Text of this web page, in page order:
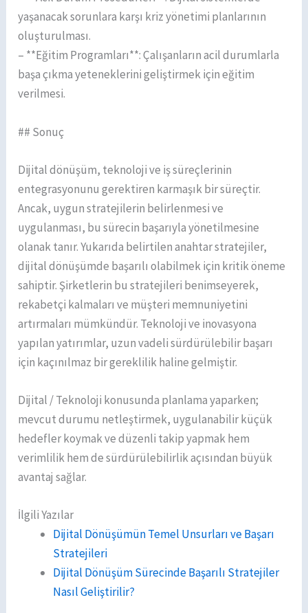
yaşanacak sorunlara karşı kriz yönetimi planlarının
oluşturulması.
– **Eğitim Programları**: Çalışanların acil durumlarla
başa çıkma yeteneklerini geliştirmek için eğitim
verilmesi.
## Sonuç
Dijital dönüşüm, teknoloji ve iş süreçlerinin
entegrasyonunu gerektiren karmaşık bir süreçtir.
Ancak, uygun stratejilerin belirlenmesi ve
uygulanması, bu sürecin başarıyla yönetilmesine
olanak tanır. Yukarıda belirtilen anahtar stratejiler,
dijital dönüşümde başarılı olabilmek için kritik öneme
sahiptir. Şirketlerin bu stratejileri benimseyerek,
rekabetçi kalmaları ve müşteri memnuniyetini
artırmaları mümkündür. Teknoloji ve inovasyona
yapılan yatırımlar, uzun vadeli sürdürülebilir başarı
için kaçınılmaz bir gereklilik haline gelmiştir.
Dijital / Teknoloji konusunda planlama yaparken;
mevcut durumu netleştirmek, uygulanabilir küçük
hedefler koymak ve düzenli takip yapmak hem
verimlilik hem de sürdürülebilirlik açısından büyük
avantaj sağlar.
İlgili Yazılar
Dijital Dönüşümün Temel Unsurları ve Başarı
Stratejileri
Dijital Dönüşüm Sürecinde Başarılı Stratejiler
Nasıl Geliştirilir?